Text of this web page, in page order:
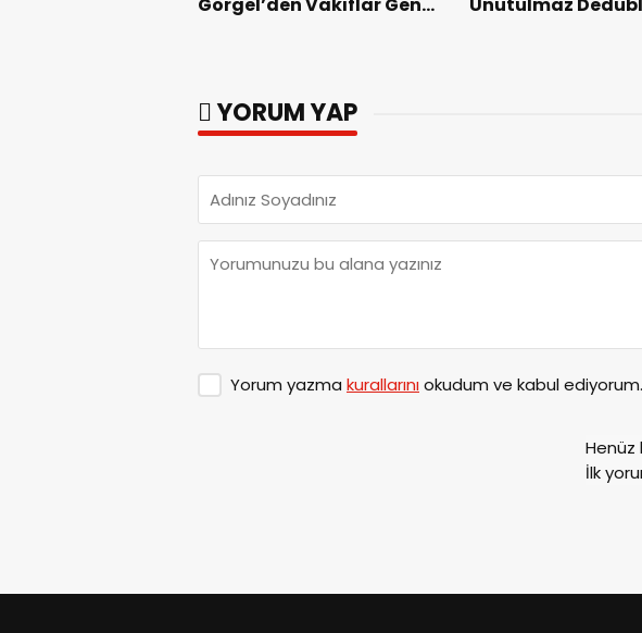
YORUM YAP
Yorum yazma kurallarınıokudum ve kabul ediyorum.
Henüz
İlk